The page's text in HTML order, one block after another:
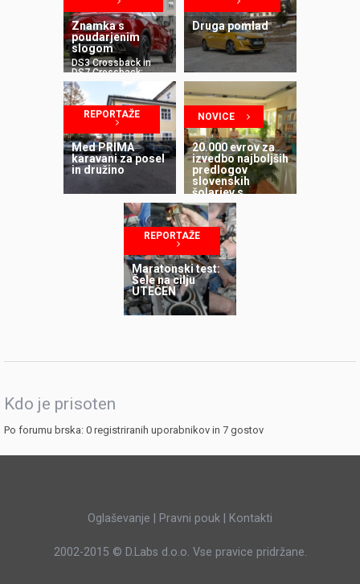
Znamka s
poudarjenim
slogom
DS3 Crossback in
DS7 Crossback:
slovenska
predstavitev
Druga pomlad
REPORTAŽE
Med PRIMA
karavani za posel
in družino
NOVICE
20.000 evrov za
izvedbo najboljših
predlogov
slovenskih
šolarjev s
področja
trajnostne
mobilnosti
REPORTAŽE
Maratonski test:
Šele na cilju
UTEČEN
Kdo je prisoten
Po forumu brska: 0 registriranih uporabnikov in 7 gostov
Oglaševanje Pravni pouk Kontakti
2002-2015 © D.Labs d.o.o. Vse pravice pridržane.